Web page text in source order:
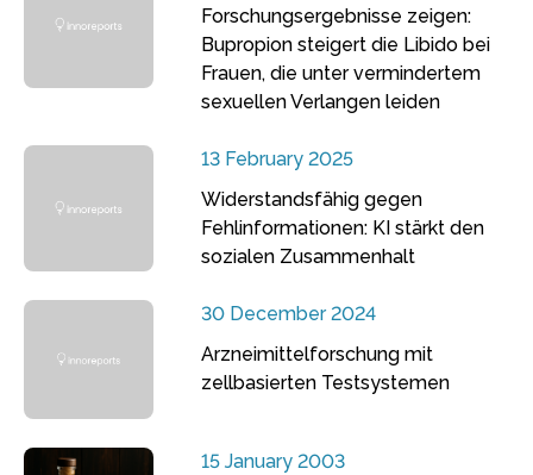
Forschungsergebnisse zeigen:
Bupropion steigert die Libido bei
Frauen, die unter vermindertem
sexuellen Verlangen leiden
13 February 2025
Widerstandsfähig gegen
Fehlinformationen: KI stärkt den
sozialen Zusammenhalt
30 December 2024
Arzneimittelforschung mit
zellbasierten Testsystemen
15 January 2003